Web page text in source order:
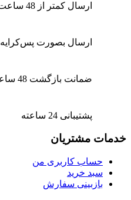
ارسال کمتر از 48 ساعت
ارسال بصورت پس‌کرایه
ضمانت بازگشت 48 ساعته
پشتیبانی 24 ساعته
خدمات مشتریان
حساب کاربری من
سبد خرید
بازبینی سفارش